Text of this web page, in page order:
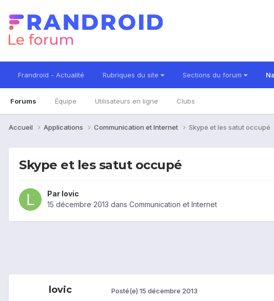
Frandroid - Actualité Rubriques du site Sections du forum
Forums Équipe Utilisateurs en ligne Clubs
Accueil Applications Communication et Internet Skype et les satut occupé
Skype et les satut occupé
Par lovic
15 décembre 2013 dans Communication et Internet
lovic Posté(e) 15 décembre 2013